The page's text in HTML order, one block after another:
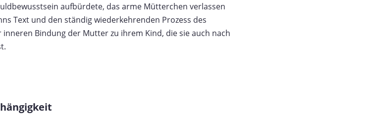
aufbürdete, das arme Mütterchen verlassen
Text und den ständig wiederkehrenden Prozess des
Bindung der Mutter zu ihrem Kind, die sie auch nach